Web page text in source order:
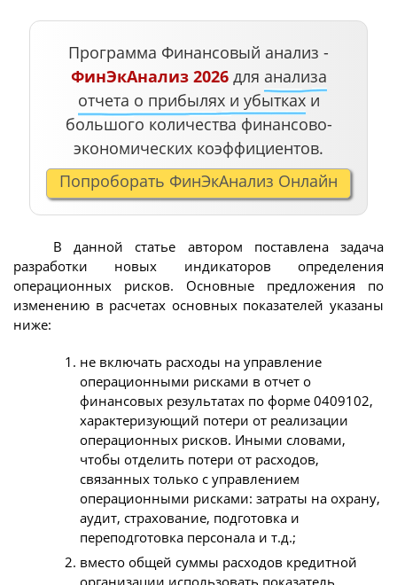
Программа Финансовый анализ -
ФинЭкАнализ 2026для анализа
отчета о прибылях и убыткахи
большого количества финансово-
экономических коэффициентов.
Попроборать ФинЭкАнализ Онлайн
В данной статье автором поставлена задача
разработки новых индикаторов определения
операционных рисков. Основные предложения по
изменению в расчетах основных показателей указаны
ниже:
не включать расходы на управление
операционными рисками в отчет о
финансовых результатах по форме 0409102,
характеризующий потери от реализации
операционных рисков. Иными словами,
чтобы отделить потери от расходов,
связанных только с управлением
операционными рисками: затраты на охрану,
аудит, страхование, подготовка и
переподготовка персонала и т.д.;
вместо общей суммы расходов кредитной
организации использовать показатель